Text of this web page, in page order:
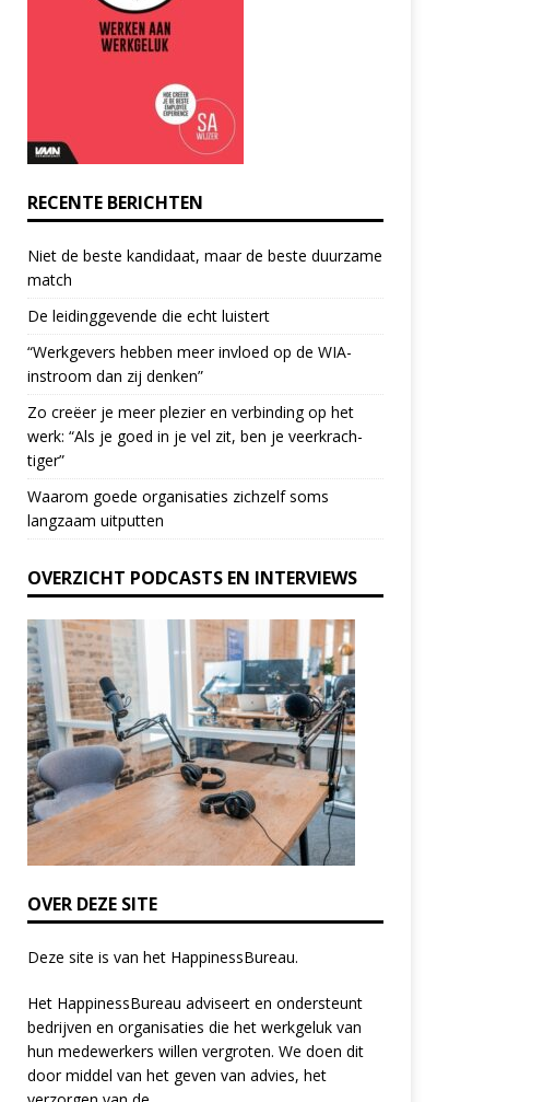
.
P
l
e
a
s
e
l
e
a
v
e
t
h
i
f
e
l
d
b
l
a
n
k
.
RECENTE BERICHTEN
Niet de beste kandidaat, maar de beste duurzame
match
De leidinggevende die echt luistert
“Werkgevers hebben meer invloed op de WIA-
instroom dan zij denken”
Zo creëer je meer plezier en verbinding op het
werk: “Als je goed in je vel zit, ben je veerkrach­
tiger”
Waarom goede organisaties zichzelf soms
langzaam uitputten
OVERZICHT PODCASTS EN INTERVIEWS
OVER DEZE SITE
Deze site is van het HappinessBureau.
Het HappinessBureau adviseert en ondersteunt
bedrijven en organisaties die het werkgeluk van
hun medewerkers willen vergroten. We doen dit
door middel van het geven van advies, het